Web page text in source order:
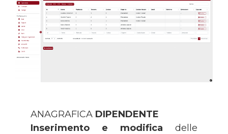
ANAGRAFICA DIPENDENTE
Inserimento e modifica delle